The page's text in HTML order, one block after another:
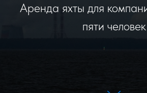
Аренда яхты для
пяти человек